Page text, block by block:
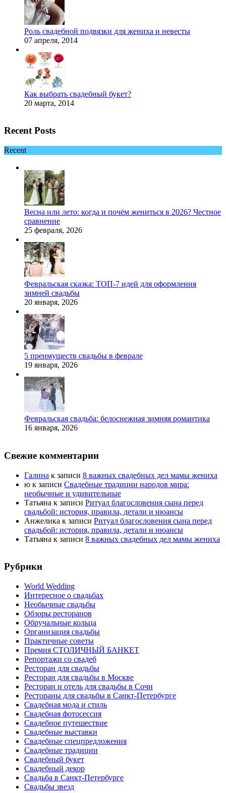
Роль свадебной подвязки для жениха и невесты
07 апреля, 2014
Как выбрать свадебный букет?
20 марта, 2014
Recent Posts
Recent
Весна или лето: когда и почём жениться в 2026? Честное
сравнение
25 февраля, 2026
Февральская сказка: ТОП-7 идей для оформления
зимней свадьбы
20 января, 2026
5 преимуществ свадьбы в феврале
19 января, 2026
Февральская свадьба: белоснежная зимняя романтика
16 января, 2026
Свежие комментарии
Галина к записи 8 важных свадебных дел мамы жениха
ю к записи Свадебные традиции народов мира:
необычные и удивительные
Татьяна к записи Ритуал благословения сына перед
свадьбой: история, правила, детали и нюансы
Анжелика к записи Ритуал благословения сына перед
свадьбой: история, правила, детали и нюансы
Татьяна к записи 8 важных свадебных дел мамы жениха
Рубрики
World Wedding
Интересное о свадьбах
Необычные свадьбы
Обзоры ресторанов
Обручальные кольца
Организация свадьбы
Практичные советы
Премия СТОЛИЧНЫЙ БАНКЕТ
Репортажи со свадеб
Ресторан для свадьбы
Ресторан для свадьбы в Москве
Ресторан и отель для свадьбы в Сочи
Рестораны для свадьбы в Санкт-Петербурге
Свадебная мода и стиль
Свадебная фотосессия
Свадебное путешествие
Свадебные выставки
Свадебные спецпредложения
Свадебные традиции
Свадебный букет
Свадебный декор
Свадьба в Санкт-Петербурге
Свадьбы звезд